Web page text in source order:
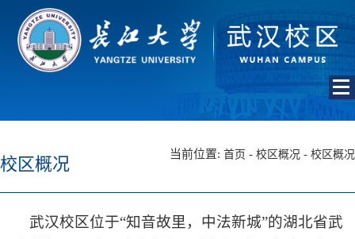
校区概况 当前位置: 首页 - 校区概况 - 校区概况
武汉校区位于“知音故里，中法新城”的湖北省武